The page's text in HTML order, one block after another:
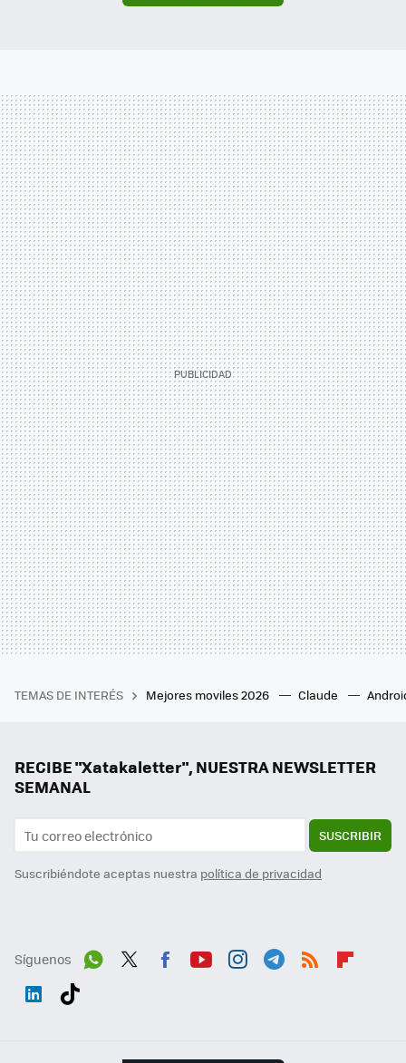
TEMAS DE INTERÉS Mejores moviles 2026 Claude
RECIBE "Xatakaletter", NUESTRA NEWSLETTER
SEMANAL
SUSCRIBIR
Suscribiéndote aceptas nuestra política de privacidad
Síguenos